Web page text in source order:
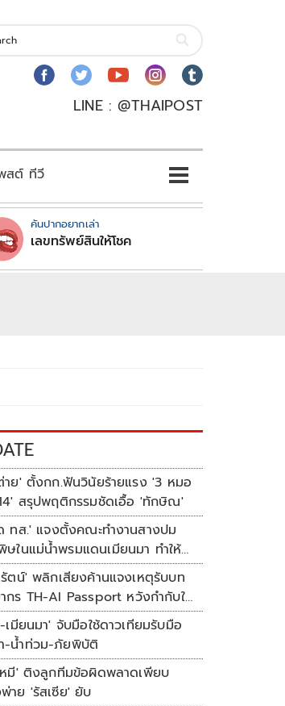
LINE : @THAIPOST
สต์ ทีวี
คันปากอยากเล่า
เลขทรัพย์สินให้โชค
าย' ตั้งกก.ฟันวินัยร้ายแรง '3 หมอ
สรุปพฤติกรรมชัดเอื้อ 'ทักษิณ'
ทส.' แจงตั้งคณะทำงานสางปม
ษในแม่น้ำพรมแดนเมียนมา ทำให้
หารวดเร็ว
ตน์' พลิกเสียงค้านแจงเหตุรับบท
กร TH-AI Passport หวังกำกับใช้
มาะสม ชูจุดเด่นคนไทยได้ใช้ AI
โปร ลดเหลื่อมล้ำทางเทคโนโลยี
บไปกว่า900ล้าน เชื่อหากใช้เต็มที่
นขาดทุนย่อยยับ
เมียนมา' จับมือใช้ดาวเทียมรับมือ
-น้ำท่วม-ภัยพิบัติ
หมี' ติงลูกทีมข้อผิดพลาดเพียบ
าย 'รัสเซีย' ยับ